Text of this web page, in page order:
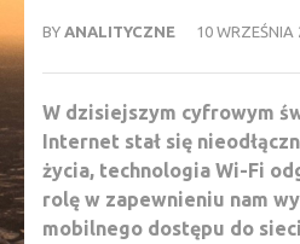
BY ANALITYCZNE 10 WRZEŚNIA
W dzisiejszym cyfrowym
Internet stał się
życia, technologia Wi-Fi
rolę w zapewnieniu nam
mobilnego dostępu do